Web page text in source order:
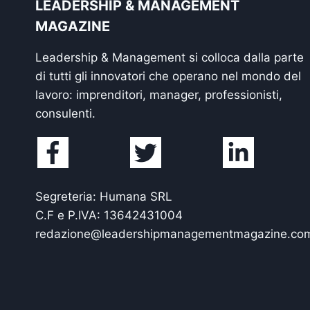
LEADERSHIP & MANAGEMENT
MAGAZINE
Leadership & Management si colloca dalla parte
di tutti gli innovatori che operano nel mondo del
lavoro: imprenditori, manager, professionisti,
consulenti.
Segreteria: Humana SRL
C.F e P.IVA: 13642431004